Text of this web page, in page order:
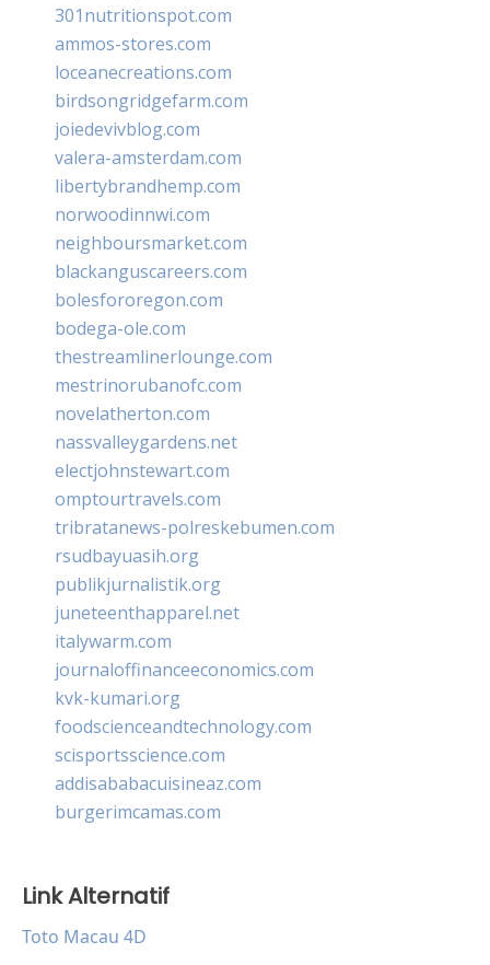
301nutritionspot.com
ammos-stores.com
loceanecreations.com
birdsongridgefarm.com
joiedevivblog.com
valera-amsterdam.com
libertybrandhemp.com
norwoodinnwi.com
neighboursmarket.com
blackanguscareers.com
bolesfororegon.com
bodega-ole.com
thestreamlinerlounge.com
mestrinorubanofc.com
novelatherton.com
nassvalleygardens.net
electjohnstewart.com
omptourtravels.com
tribratanews-polreskebumen.com
rsudbayuasih.org
publikjurnalistik.org
juneteenthapparel.net
italywarm.com
journaloffinanceeconomics.com
kvk-kumari.org
foodscienceandtechnology.com
scisportsscience.com
addisababacuisineaz.com
burgerimcamas.com
Link Alternatif
Toto Macau 4D